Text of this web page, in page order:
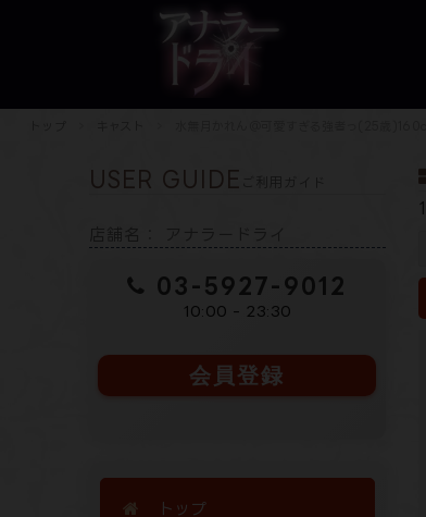
USER GUIDE
03-5927-9012
10:00 - 23:30
会員登録
トップ